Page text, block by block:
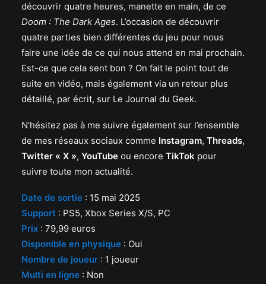
découvrir quatre heures, manette en main, de ce
Doom : The Dark Ages. L’occasion de découvrir
quatre parties bien différentes du jeu pour nous
faire une idée de ce qui nous attend en mai prochain.
Est-ce que cela sent bon ? On fait le point tout de
suite en vidéo, mais également via un retour plus
détaillé, par écrit, sur Le Journal du Geek.
N’hésitez pas à me suivre également sur l’ensemble
de mes réseaux sociaux comme Instagram, Threads,
Twitter « X », YouTube ou encore TikTok pour
suivre toute mon actualité.
Date de sortie : 15 mai 2025
Support : PS5, Xbox Series X/S, PC
Prix : 79,99 euros
Disponible en physique : Oui
Nombre de joueur : 1 joueur
Multi en ligne : Non